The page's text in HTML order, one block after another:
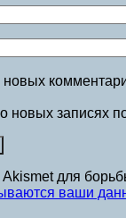
новых записях
Akismet для
ваши